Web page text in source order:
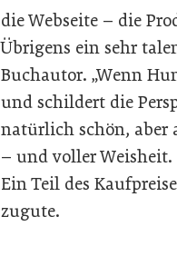
die Webseite – die
Übrigens ein sehr
Buchautor. „Wenn
und schildert die
natürlich schön, aber
– und voller Weisheit.
Ein Teil des
zugute.